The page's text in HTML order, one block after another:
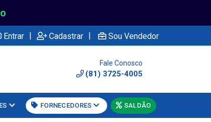
Entrar | Cadastrar | Sou Vendedor
Fale Conosco
(81) 3725-4005
FORNECEDORES SALDÃO